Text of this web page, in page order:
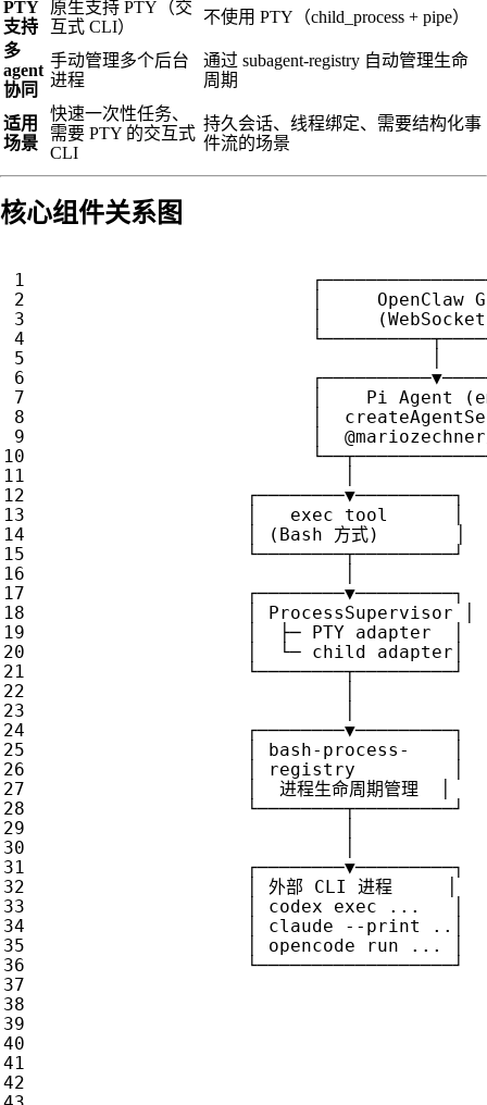
PTY
支持
原生支持 PTY（交
互式 CLI）
不使用 PTY（child_process + pipe）
多
agent
协同
手动管理多个后台
进程
通过 subagent-registry 自动管理生命
周期
适用
场景
快速一次性任务、
需要 PTY 的交互式
CLI
持久会话、线程绑定、需要结构化事
件流的场景
核心组件关系图
OpenClaw
(WebSocket
Pi Agent (
@mariozechner
┌────────▼─────────┐
exec tool
( Bash 方式)
└────────┬─────────┘
┌────────▼─────────┐
ProcessSupervisor
├─ PTY adapter
└─ child adapter
└────────┬─────────┘
┌────────▼─────────┐
bash- process -
registry
进程生命周期管理
└────────┬─────────┘
┌────────▼─────────┐
外部 CLI 进程
codex exec ...
claude -- print ..
opencode run ...
└──────────────────┘